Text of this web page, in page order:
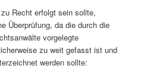
Recht erfolgt sein sollte,
Überprüfung, da die durch die
vorgelegte
zu weit gefasst ist und
werden sollte: